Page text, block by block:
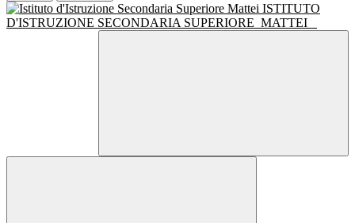
ISTITUTO
D'ISTRUZIONE SECONDARIA SUPERIORE MATTEI